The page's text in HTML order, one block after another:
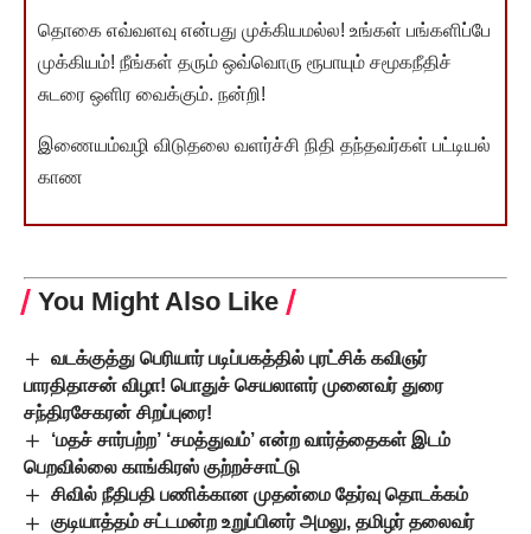
தொகை எவ்வளவு என்பது முக்கியமல்ல! உங்கள் பங்களிப்பே
முக்கியம்! நீங்கள் தரும் ஒவ்வொரு ரூபாயும் சமூகநீதிச்
சுடரை ஒளிர வைக்கும். நன்றி!
இணையம்வழி விடுதலை வளர்ச்சி நிதி தந்தவர்கள் பட்டியல்
காண
You Might Also Like
வடக்குத்து பெரியார் படிப்பகத்தில் புரட்சிக் கவிஞர்
பாரதிதாசன் விழா! பொதுச் செயலாளர் முனைவர் துரை
சந்திரசேகரன் சிறப்புரை!
‘மதச் சார்பற்ற’ ‘சமத்துவம்’ என்ற வார்த்தைகள் இடம்
பெறவில்லை காங்கிரஸ் குற்றச்சாட்டு
சிவில் நீதிபதி பணிக்கான முதன்மை தேர்வு தொடக்கம்
குடியாத்தம் சட்டமன்ற உறுப்பினர் அமலு, தமிழர் தலைவர்